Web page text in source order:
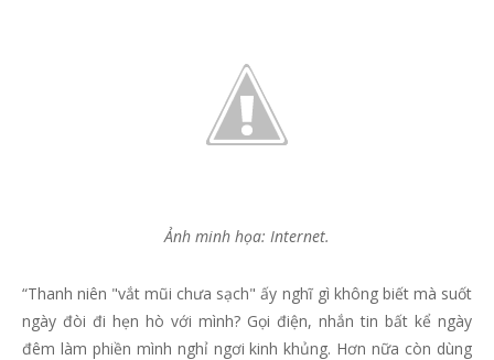
Ảnh minh họa: Internet.
“Thanh niên "vắt mũi chưa sạch" ấy nghĩ gì không biết mà suốt
ngày đòi đi hẹn hò với mình? Gọi điện, nhắn tin bất kể ngày
đêm làm phiền mình nghỉ ngơi kinh khủng. Hơn nữa còn dùng